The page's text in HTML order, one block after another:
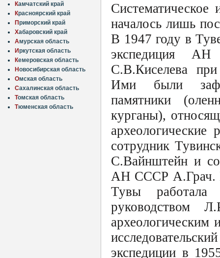
Камчатский край
Красноярский край
Приморский край
Хабаровский край
Амурская область
Иркутская область
Кемеровская область
Новосибирская область
Омская область
Сахалинская область
Томская область
Тюменская область
Систематическое
началось лишь
В 1947 году в
экспедиция
С.В.Киселева
Ими были
памятники
курганы),
археологические
сотрудник
С.Вайнштейн и
АН СССР А.Грач.
Тувы работала
руководством
археологическим
экспедиции в